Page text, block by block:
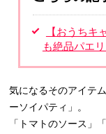
【おうち
も絶品パエ
気になるそのアイテ
ーソイパティ」。
「トマトのソース」